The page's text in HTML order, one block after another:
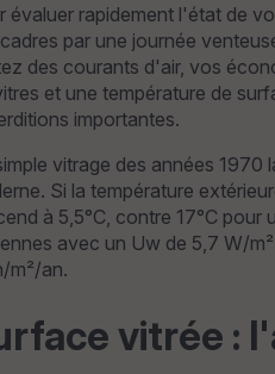
évaluer rapidement l'état de
par une journée
des courants d'air, vos
et une température de
importantes.
vitrage des années
Si la température
à 5,5°C, contre 17°C
avec un Uw de 5,7 W/
m²/an.
vitrée :